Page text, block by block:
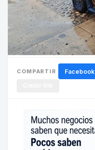
COMPARTIR Facebook